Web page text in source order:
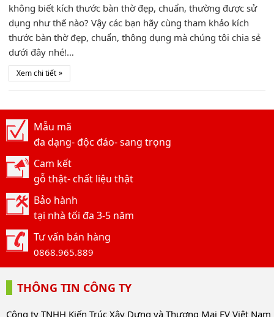
không biết kích thước bàn thờ đẹp, chuẩn, thường được sử
dụng như thế nào? Vậy các bạn hãy cùng tham khảo kích
thước bàn thờ đẹp, chuẩn, thông dụng mà chúng tôi chia sẻ
dưới đây nhé!…
Xem chi tiết »
Mẫu mã
đa dạng- độc đáo- sang trọng
Cam kết
gỗ thật- chất liệu thật
Bảo hành
tại nhà tối đa 3-5 năm
Tư vấn bán hàng
0868.965.889
THÔNG TIN CÔNG TY
Công ty TNHH Kiến Trúc Xây Dựng và Thương Mại FV Việt Nam